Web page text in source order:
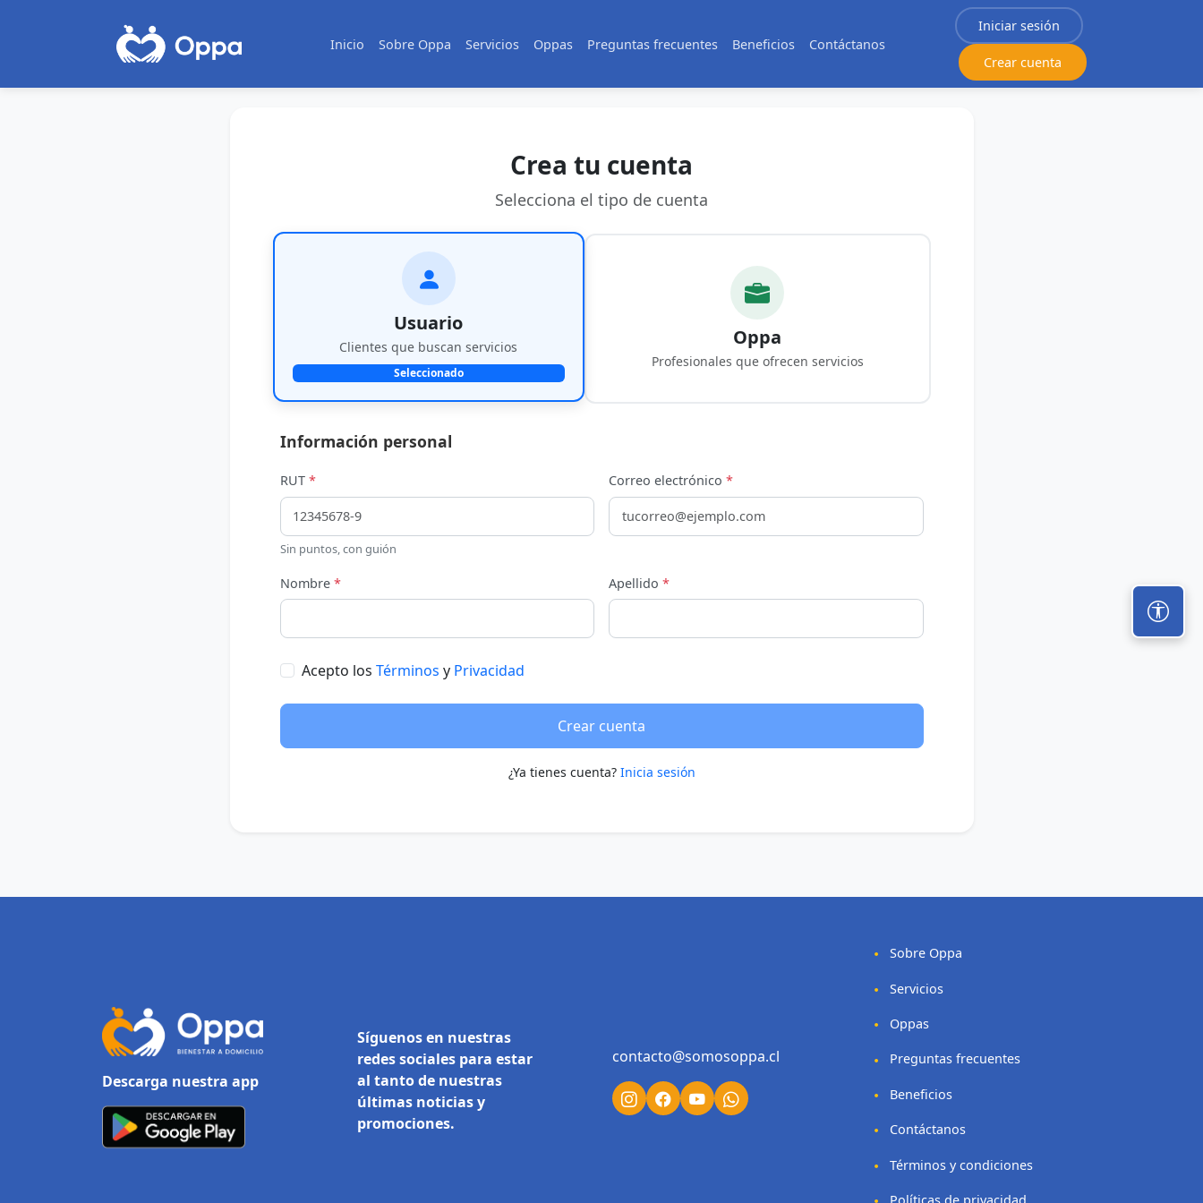
Inicio Sobre Oppa Servicios Oppas Preguntas frecuentes Beneficios Contáctanos
Iniciar sesión
Crear cuenta
Crea tu cuenta
Selecciona el tipo de cuenta
Usuario
Clientes que buscan servicios
Seleccionado
Oppa
Profesionales que ofrecen servicios
Información personal
RUT *
Sin puntos, con guión
Correo electrónico *
Nombre * Apellido *
Acepto los Términos y Privacidad
Crear cuenta
¿Ya tienes cuenta? Inicia sesión
Descarga nuestra app
Síguenos en nuestras
redes sociales para estar
al tanto de nuestras
últimas noticias y
promociones.
contacto@somosoppa.cl
Sobre Oppa
Servicios
Oppas
Preguntas frecuentes
Beneficios
Contáctanos
Términos y condiciones